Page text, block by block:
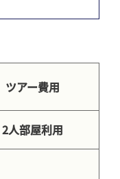
ツアー費用
2人部屋利用